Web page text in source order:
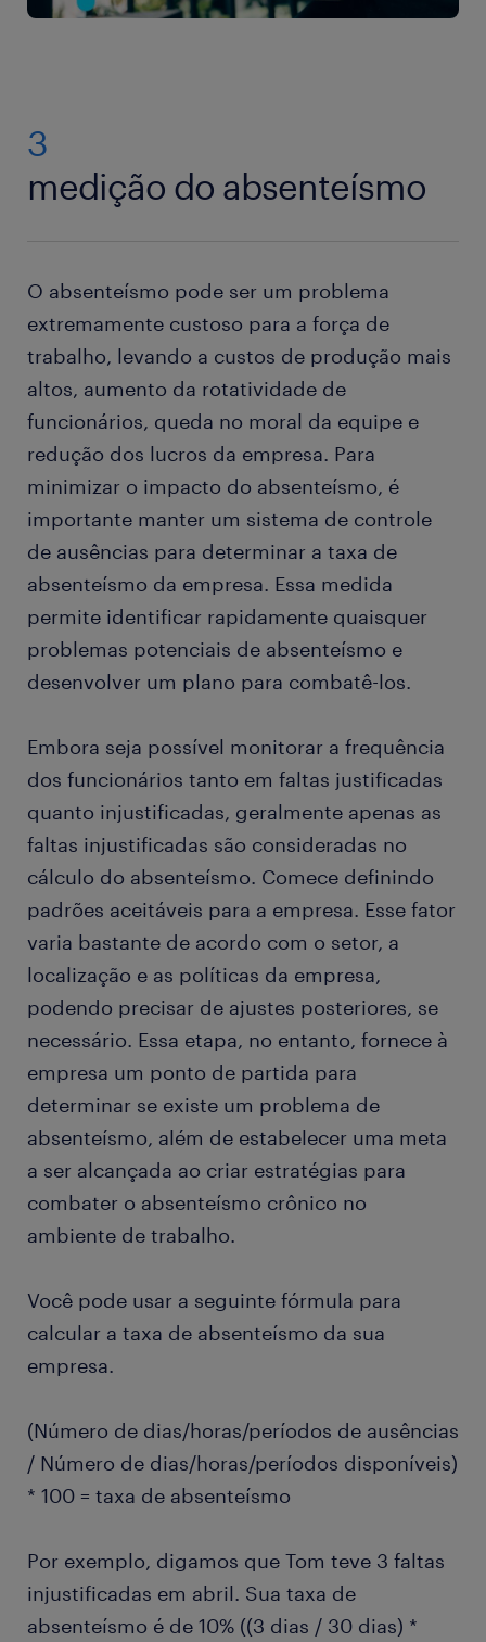
3
medição do absenteísmo
O absenteísmo pode ser um problema
extremamente custoso para a força de
trabalho, levando a custos de produção mais
altos, aumento da rotatividade de
funcionários, queda no moral da equipe e
redução dos lucros da empresa. Para
minimizar o impacto do absenteísmo, é
importante manter um sistema de controle
de ausências para determinar a taxa de
absenteísmo da empresa. Essa medida
permite identificar rapidamente quaisquer
problemas potenciais de absenteísmo e
desenvolver um plano para combatê-los.
Embora seja possível monitorar a frequência
dos funcionários tanto em faltas justificadas
quanto injustificadas, geralmente apenas as
faltas injustificadas são consideradas no
cálculo do absenteísmo. Comece definindo
padrões aceitáveis ​​para a empresa. Esse fator
varia bastante de acordo com o setor, a
localização e as políticas da empresa,
podendo precisar de ajustes posteriores, se
necessário. Essa etapa, no entanto, fornece à
empresa um ponto de partida para
determinar se existe um problema de
absenteísmo, além de estabelecer uma meta
a ser alcançada ao criar estratégias para
combater o absenteísmo crônico no
ambiente de trabalho.
Você pode usar a seguinte fórmula para
calcular a taxa de absenteísmo da sua
empresa.
(Número de dias/horas/períodos de ausências
/ Número de dias/horas/períodos disponíveis)
* 100 = taxa de absenteísmo
Por exemplo, digamos que Tom teve 3 faltas
injustificadas em abril. Sua taxa de
absenteísmo é de 10% ((3 dias / 30 dias) *